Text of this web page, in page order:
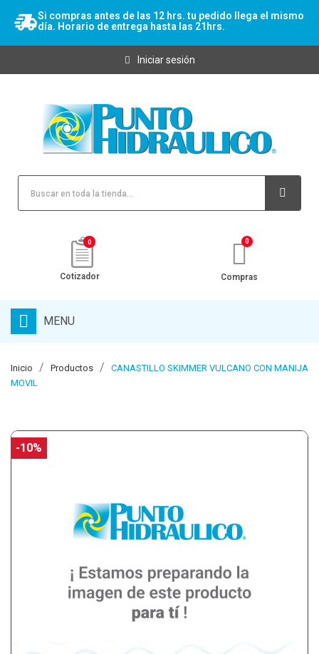
Si compras antes de las 12 hrs. tu pedido llega el mismo
día. Horario de entrega hasta las 21hrs.
Iniciar sesión
0
Cotizador Compras
MENU
Inicio Productos
CANASTILLO SKIMMER VULCANO CON MANIJA
MOVIL
-10%